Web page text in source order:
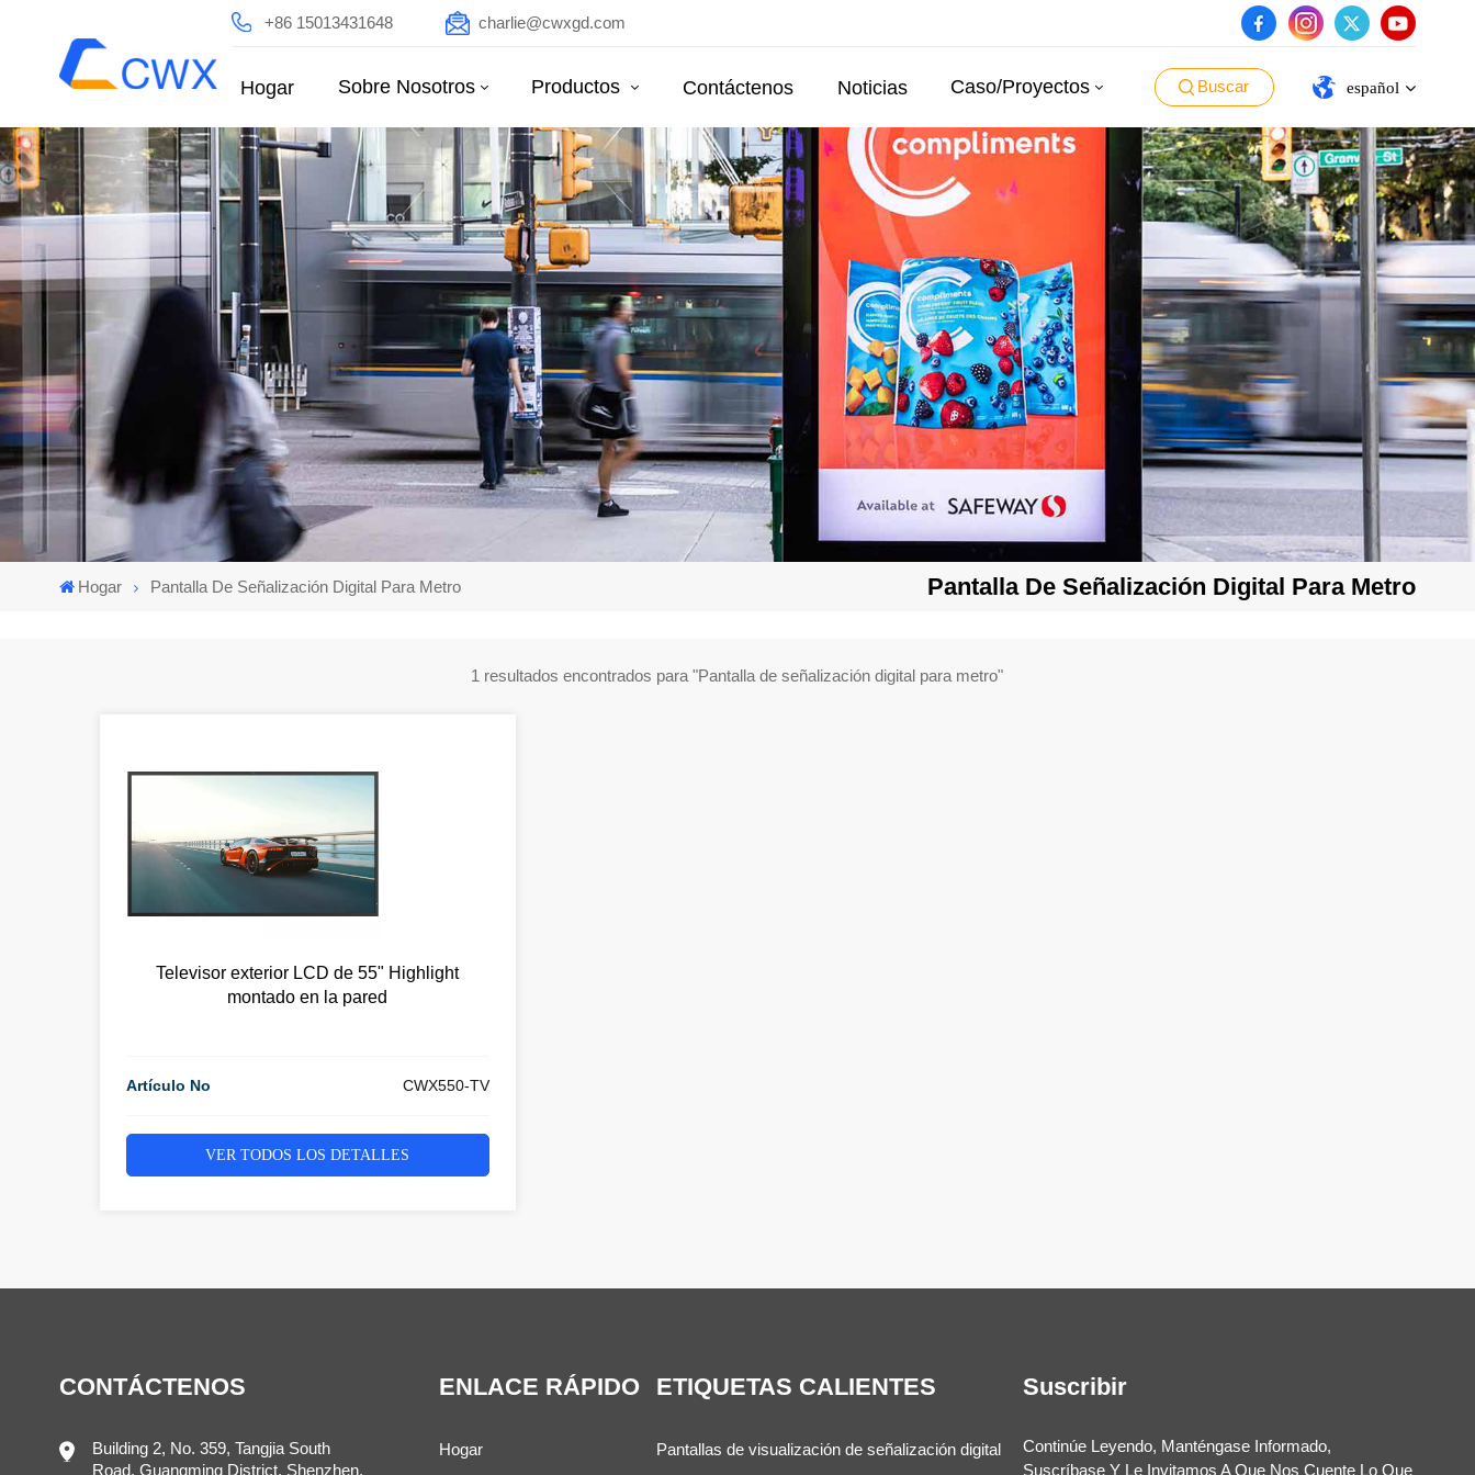
+86 15013431648 charlie@cwxgd.com
Hogar Sobre Nosotros Productos Contáctenos Noticias Caso/Proyectos Buscar español
English
español
português
日本語
Hogar Pantalla De Señalización Digital Para Metro Pantalla De Señalización Digital Para Metro
1 resultados encontrados para "Pantalla de señalización digital para metro"
Televisor exterior LCD de 55" Highlight
montado en la pared
Artículo No CWX550-TV
VER TODOS LOS DETALLES
CONTÁCTENOS
Building 2, No. 359, Tangjia South
Road, Guangming District, Shenzhen,
ENLACE RÁPIDO
Hogar
ETIQUETAS CALIENTES
Pantallas de visualización de señalización digital
Suscribir
Continúe Leyendo, Manténgase Informado,
Suscríbase Y Le Invitamos A Que Nos Cuente Lo Que